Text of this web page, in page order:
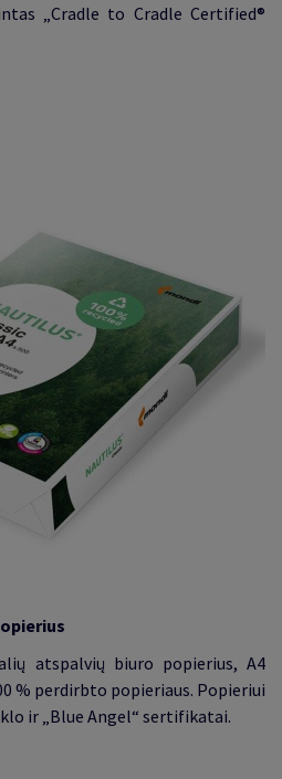
„Cradle to Cradle Certified®
atspalvių biuro popierius, A4
% perdirbto popieriaus. Popieriui
ir „Blue Angel“ sertifikatai.